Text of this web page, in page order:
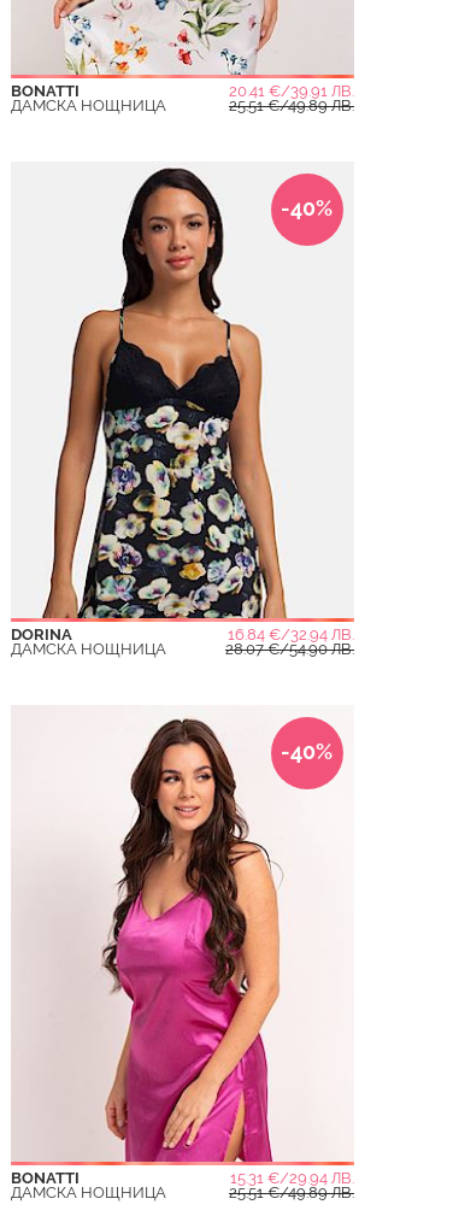
BONATTI
20.41 €/39.91 ЛВ.
ДАМСКА НОЩНИЦА
25.51 €/49.89 ЛВ.
-40%
DORINA
16.84 €/32.94 ЛВ.
ДАМСКА НОЩНИЦА
28.07 €/54.90 ЛВ.
-40%
BONATTI
15.31 €/29.94 ЛВ.
ДАМСКА НОЩНИЦА
25.51 €/49.89 ЛВ.